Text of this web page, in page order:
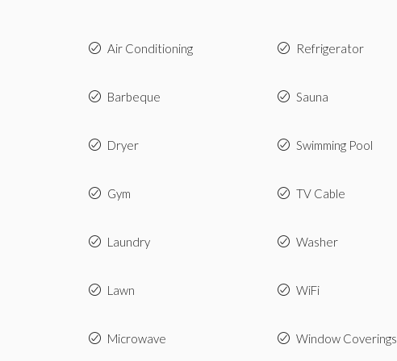
Air Conditioning
Barbeque
Dryer
Gym
Laundry
Lawn
Microwave
Refrigerator
Sauna
Swimming Pool
TV Cable
Washer
WiFi
Window Coverings